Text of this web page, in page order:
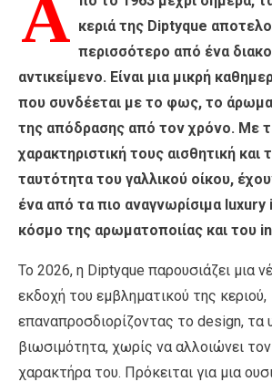
Α κεριά της Diptyque
περισσότερο από ένα
αντικείμενο. Είναι μια μικρή
που συνδέεται με το φως, το άρωμα
της απόδρασης από τον χρόνο. Με
χαρακτηριστική τους αισθητική και
ταυτότητα του γαλλικού οίκου,
ένα από τα πιο αναγνωρίσιμα
κόσμο της αρωματοποιίας και του
Το 2026, η Diptyque παρουσιάζει μια
εκδοχή του εμβληματικού της κεριού,
επαναπροσδιορίζοντας το design, τα
βιωσιμότητα, χωρίς να αλλοιώνει
χαρακτήρα του. Πρόκειται για μια